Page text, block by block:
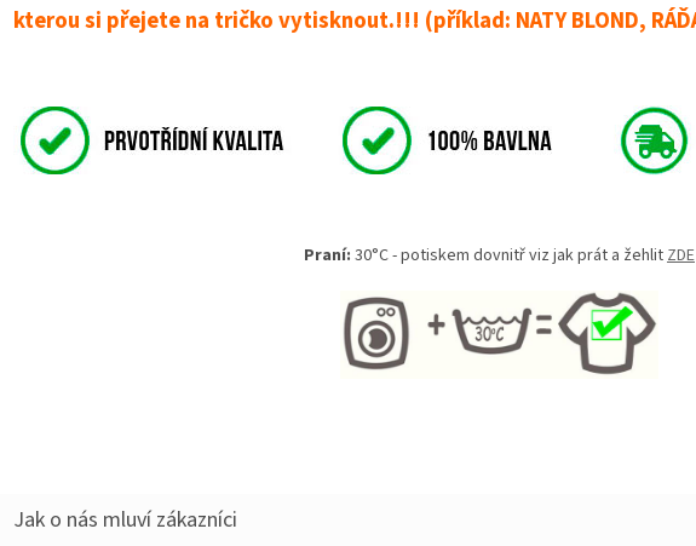
kterou si přejete na tričko vytisknout.!!! (příklad: NATY BLOND,
Praní: 30°C - potiskem dovnitř viz jak prát a žehlit ZDE